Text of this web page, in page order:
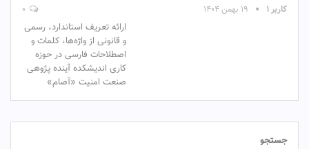
کاربر ۱ ۱۹ بهمن ۱۴۰۴
ارائه تعریف استاندارد، رسمی
و قانونی از واژه‌ها، کلمات و
اصطلاحات فارسی در حوزه
کاری اندیشکده آینده پژوهی
صنعت امنیت «آصام»
جستجو